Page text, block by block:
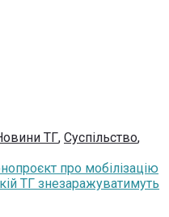
ТГ, Суспільство,
про мобілізацію
ТГ знезаражуватимуть